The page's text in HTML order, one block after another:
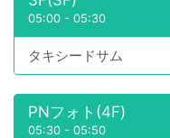
05:00 - 05:30
タキシードサム
PNフォト(4F)
05:30 - 05:50